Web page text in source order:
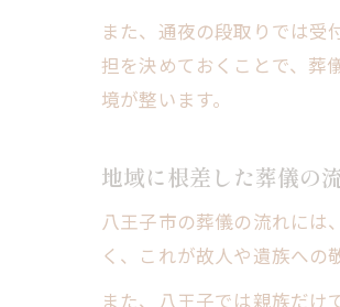
また、通夜の段取りでは
担を決めておくことで、葬
境が整います。
地域に根差した葬儀の
八王子市の葬儀の流れには
く、これが故人や遺族への
また、八王子では親族だ